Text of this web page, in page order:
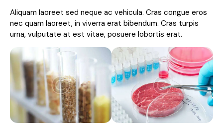
Aliquam laoreet sed neque ac vehicula. Cras congue eros
nec quam laoreet, in viverra erat bibendum. Cras turpis
urna, vulputate at est vitae, posuere lobortis erat.